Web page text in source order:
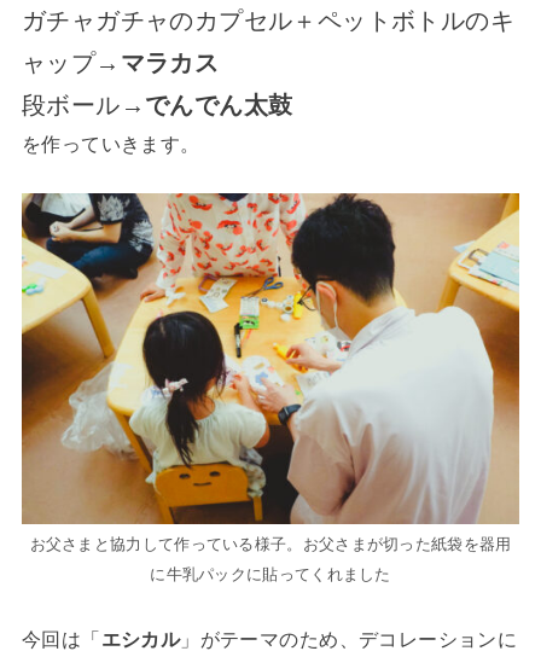
ガチャガチャのカプセル＋ペットボトルのキ
ャップ→ マラカス
段ボール→ でんでん太鼓
を作っていきます。
お父さまと協力して作っている様子。お父さまが切った紙袋を器用
に牛乳パックに貼ってくれました
今回は「エシカル」がテーマのため、デコレーションに